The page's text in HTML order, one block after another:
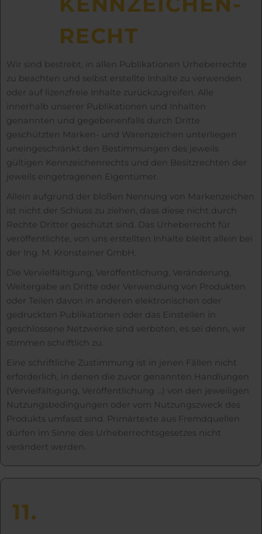
RECHT
Wir sind bestrebt, in allen Publikationen Urheberrechte
zu beachten und selbst erstellte Inhalte zu verwenden
oder auf lizenzfreie Inhalte zurückzugreifen. Alle
innerhalb unserer Publikationen und Inhalten
genannten und gegebenenfalls durch Dritte
geschützten Marken- und Warenzeichen unterliegen
uneingeschränkt den Bestimmungen des jeweils
gültigen Kennzeichenrechts und den Besitzrechten der
jeweils eingetragenen Eigentümer.
Allein aufgrund der bloßen Nennung von Markenzeichen
ist nicht der Schluss zu ziehen, dass diese nicht durch
Rechte Dritter geschützt sind. Das Urheberrecht für
veröffentlichte, von uns erstellten Inhalte bleibt allein bei
der Ing. M. Kronsteiner GmbH.
Die Vervielfältigung, Veröffentlichung, Veränderung,
Weitergabe an Dritte oder Verwendung von Produkten
oder Teilen davon in anderen elektronischen oder
gedruckten Publikationen oder das Einstellen in
geschlossene Netzwerke sind verboten, es sei denn, wir
stimmen schriftlich zu.
Eine schriftliche Zustimmung ist in jenen Fällen nicht
erforderlich, in denen die zuvor genannten Handlungen
(Vervielfältigung, Veröffentlichung …) von den jeweiligen
Nutzungsbedingungen oder vom Nutzungszweck des
Produkts umfasst sind. Primärtexte aus Fremdquellen
dürfen im Sinne des Urheberrechtsgesetzes nicht
verändert werden.
11.